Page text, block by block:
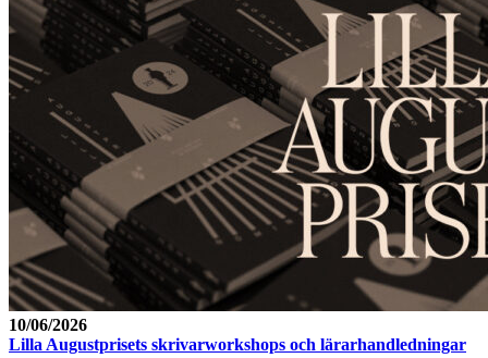
10/06/2026
Lilla Augustprisets skrivarworkshops och lärarhandledningar